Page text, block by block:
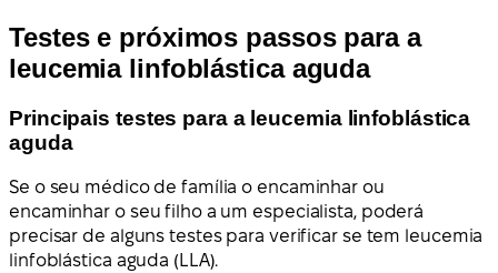
Testes e próximos passos para a
leucemia linfoblástica aguda
Principais testes para a leucemia linfoblástica
aguda
Se o seu médico de família o encaminhar ou
encaminhar o seu filho a um especialista, poderá
precisar de alguns testes para verificar se tem leucemia
linfoblástica aguda (LLA).